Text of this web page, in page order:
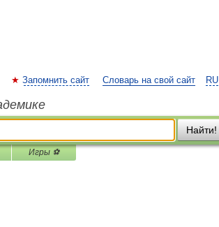
RU
Запомнить сайт Словарь на свой сайт
Найти!
Игры ⚽